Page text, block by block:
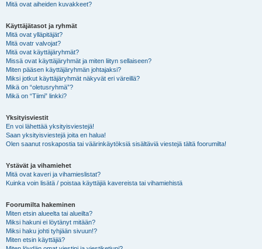
Mitä ovat aiheiden kuvakkeet?
Käyttäjätasot ja ryhmät
Mitä ovat ylläpitäjät?
Mitä ovatr valvojat?
Mitä ovat käyttäjäryhmät?
Missä ovat käyttäjäryhmät ja miten liityn sellaiseen?
Miten pääsen käyttäjäryhmän johtajaksi?
Miksi jotkut käyttäjäryhmät näkyvät eri väreillä?
Mikä on “oletusryhmä”?
Mikä on “Tiimi” linkki?
Yksityisviestit
En voi lähettää yksityisviestejä!
Saan yksityisviestejä joita en halua!
Olen saanut roskapostia tai väärinkäytöksiä sisältäviä viestejä tältä foorumilta!
Ystävät ja vihamiehet
Mitä ovat kaveri ja vihamieslistat?
Kuinka voin lisätä / poistaa käyttäjiä kavereista tai vihamiehistä
Foorumilta hakeminen
Miten etsin alueelta tai alueilta?
Miksi hakuni ei löytänyt mitään?
Miksi haku johti tyhjään sivuun!?
Miten etsin käyttäjiä?